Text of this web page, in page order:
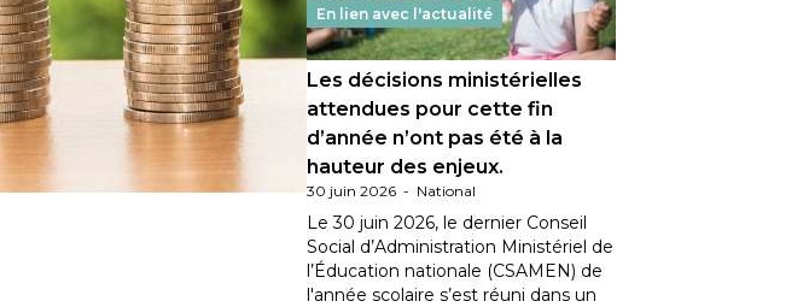
En lien avec l'actualité
Les décisions ministérielles
attendues pour cette fin
d’année n’ont pas été à la
hauteur des enjeux.
30 juin 2026 - National
Le 30 juin 2026, le dernier Conseil
Social d’Administration Ministériel de
l’Éducation nationale (CSAMEN) de
l'année scolaire s’est réuni dans un